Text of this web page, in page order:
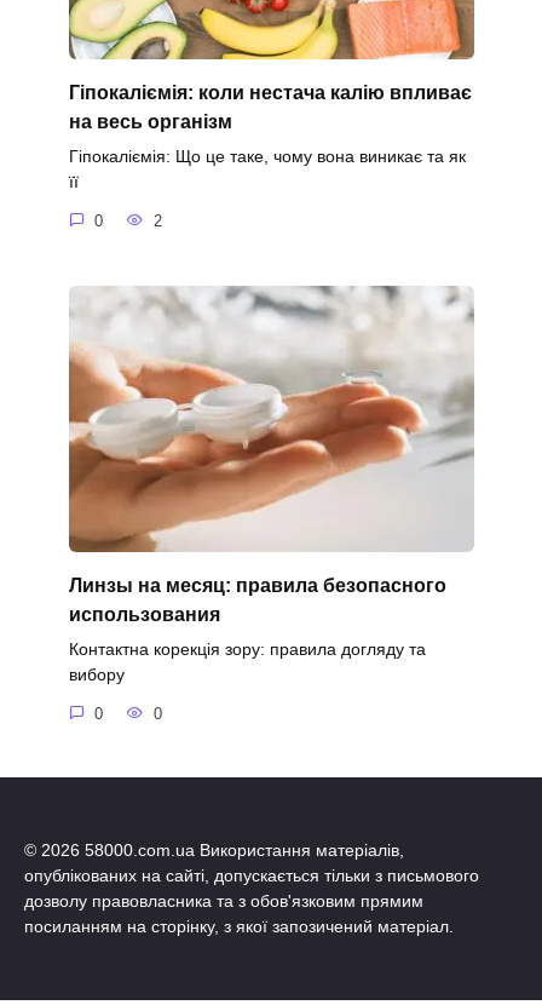
Гіпокаліємія: коли нестача калію впливає
на весь організм
Гіпокаліємія: Що це таке, чому вона виникає та як
її
0 2
Линзы на месяц: правила безопасного
использования
Контактна корекція зору: правила догляду та
вибору
0 0
© 2026 58000.com.ua Використання матеріалів,
опублікованих на сайті, допускається тільки з письмового
дозволу правовласника та з обов'язковим прямим
посиланням на сторінку, з якої запозичений матеріал.